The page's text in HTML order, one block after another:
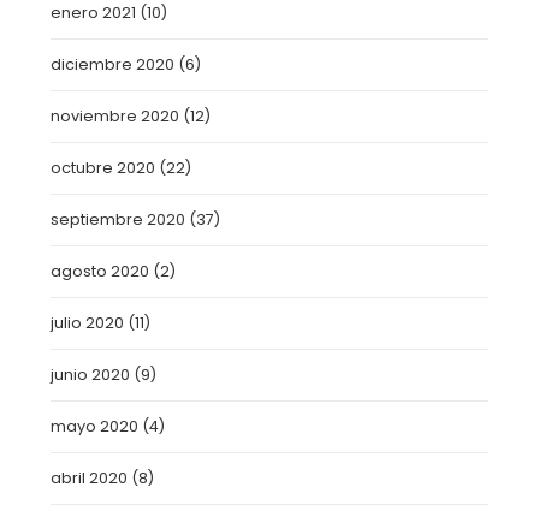
enero 2021 (10)
diciembre 2020 (6)
noviembre 2020 (12)
octubre 2020 (22)
septiembre 2020 (37)
agosto 2020 (2)
julio 2020 (11)
junio 2020 (9)
mayo 2020 (4)
abril 2020 (8)